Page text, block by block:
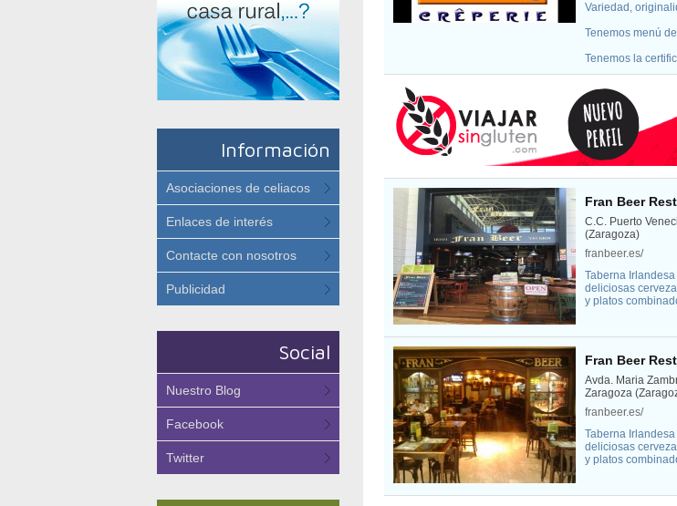
Información
Asociaciones de celiacos
Enlaces de interés
Contacte con nosotros
Publicidad
Social
Nuestro Blog
Facebook
Twitter
Variedad,
Tenemos menú
Tenemos la
Fran Beer
C.C. Puerto
(Zaragoza)
franbeer.es/
Taberna
deliciosas
y platos
Fran Beer
Avda. Maria
Zaragoza
franbeer.es/
Taberna
deliciosas
y platos